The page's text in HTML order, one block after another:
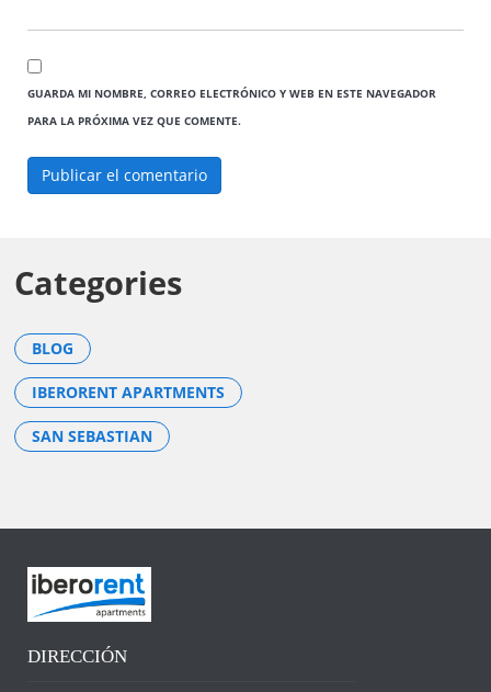
GUARDA MI NOMBRE, CORREO ELECTRÓNICO Y WEB EN ESTE NAVEGADOR
PARA LA PRÓXIMA VEZ QUE COMENTE.
Categories
BLOG
IBERORENT APARTMENTS
SAN SEBASTIAN
DIRECCIÓN